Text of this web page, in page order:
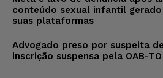
conteúdo sexual infantil
suas plataformas
Advogado preso por suspeita
inscrição suspensa pela OAB-TO